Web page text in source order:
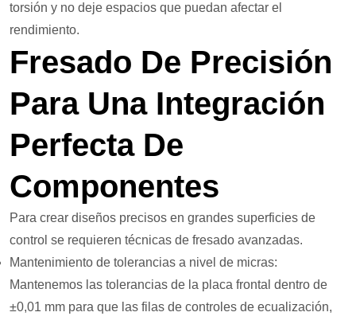
torsión y no deje espacios que puedan afectar el
rendimiento.
Fresado De Precisión
Para Una Integración
Perfecta De
Componentes
Para crear diseños precisos en grandes superficies de
control se requieren técnicas de fresado avanzadas.
Mantenimiento de tolerancias a nivel de micras:
Mantenemos las tolerancias de la placa frontal dentro de
±0,01 mm para que las filas de controles de ecualización,